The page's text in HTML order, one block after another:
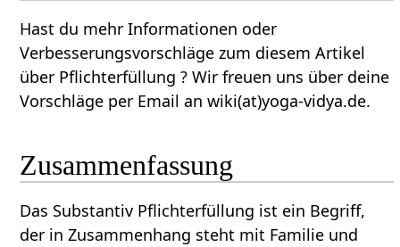
Hast du mehr Informationen oder
Verbesserungsvorschläge zum diesem Artikel
über Pflichterfüllung‏‎ ? Wir freuen uns über deine
Vorschläge per Email an wiki(at)yoga-vidya.de.
Zusammenfassung
Das Substantiv Pflichterfüllung‏‎ ist ein Begriff,
der in Zusammenhang steht mit Familie und